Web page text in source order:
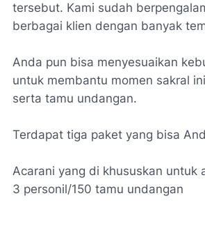
tersebut. Kami sudah
berbagai klien dengan banyak
Anda pun bisa menyesuaikan
untuk membantu momen sakral
serta tamu undangan.
Terdapat tiga paket yang bisa
Acarani yang di khususkan untuk
3 personil/150 tamu undangan